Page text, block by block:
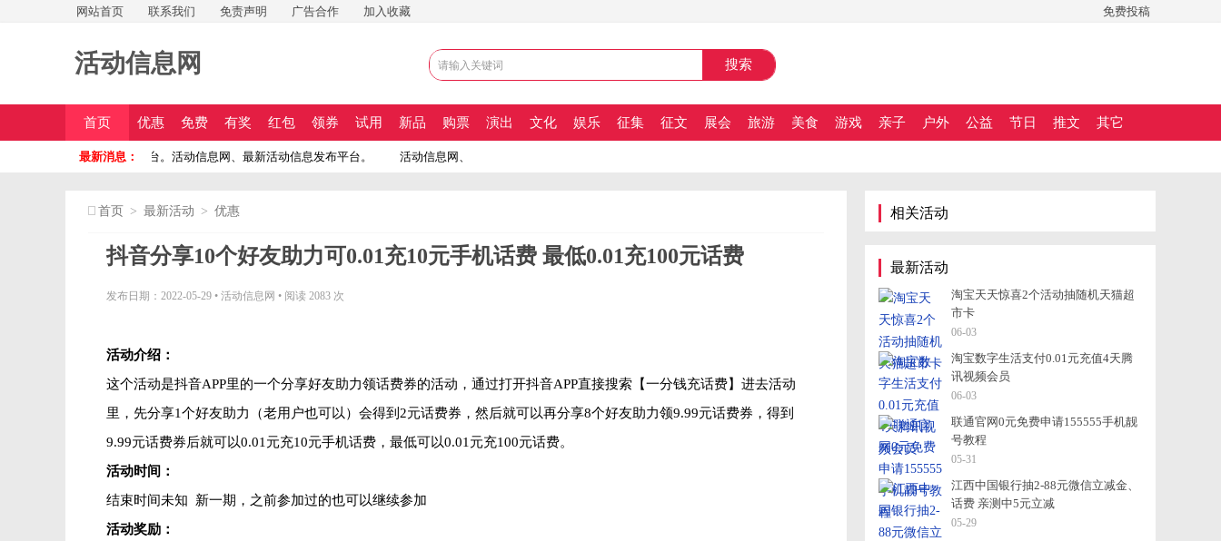
网站首页 联系我们 免责声明 广告合作 加入收藏 免费投稿
活动信息网
免费投稿
首页 优惠 免费 有奖 红包 领券 试用 新品 购票 演出 文化 娱乐 征集 征文 展会 旅游 美食 游戏 亲子 户外 公益 节日 推文 其它
最新消息：
网、最新活动信息发布平台。活动信息网、最新活动信息发布平台。 活动信息网、最新活动信息发布平台。活动信息网、最新活动信息发布平台。
首页 > 最新活动 > 优惠
抖音分享10个好友助力可0.01充10元手机话费 最低0.01充100元话费
发布日期：2022-05-29 • 活动信息网 • 阅读 2083 次
活动介绍：
这个活动是抖音APP里的一个分享好友助力领话费券的活动，通过打开抖音APP直接搜索【一分钱充话费】进去活动
里，先分享1个好友助力（老用户也可以）会得到2元话费券，然后就可以再分享8个好友助力领9.99元话费券，得到
9.99元话费券后就可以0.01元充10元手机话费，最低可以0.01元充100元话费。
活动时间：
结束时间未知 新一期，之前参加过的也可以继续参加
活动奖励：
相关活动
最新活动
淘宝天天惊喜2个活动抽随机天猫超
市卡
06-03
淘宝数字生活支付0.01元充值4天腾
讯视频会员
06-03
联通官网0元免费申请155555手机靓
号教程
05-31
江西中国银行抽2-88元微信立减金、
话费 亲测中5元立减
05-29